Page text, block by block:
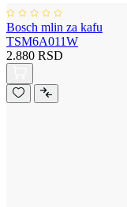
Bosch mlin za kafu
TSM6A011W
2.880 RSD